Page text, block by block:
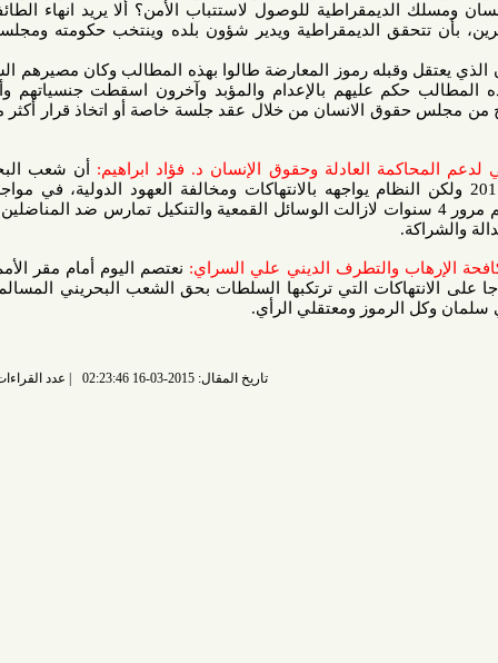
للوصول لاستتباب الأمن؟ ألا يريد انهاء الطائفية وايجاد
الديمقراطية ويدير شؤون بلده وينتخب حكومته ومجلسه النيابي،
رموز المعارضة طالوا بهذه المطالب وكان مصيرهم السجن، إلى
عليهم بالإعدام والمؤبد وآخرون اسقطت جنسياتهم وأنا أحدهم.
الانسان من خلال عقد جلسة خاصة أو اتخاذ قرار أكثر من بيان أو
العادلة وحقوق الإنسان د. فؤاد ابراهيم:أن شعب البحرين اتخذ
منذ 14 فبراير 2011 ولكن النظام يواجهه بالانتهاكات ومخالفة العهود الدولية، في مواجهة تمسك
بحقوقه المشروعة.. ورغم مرور 4 سنوات لازالت الوسائل القمعية والتنكيل تمارس ضد المناضلين والشرفاء
والتطرف الديني علي السراي:نعتصم اليوم أمام مقر الأمم المتحدة
التي ترتكبها السلطات بحق الشعب البحريني المسالم.. وطالب
ومعتقلي الرأي.
عدد القراءات: 6244 قراءة |